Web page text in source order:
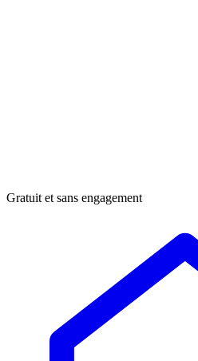
Gratuit et sans engagement